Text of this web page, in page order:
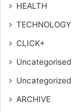
HEALTH
TECHNOLOGY
CLICK+
Uncategorised
Uncategorized
ARCHIVE